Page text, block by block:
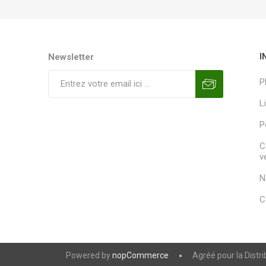
Newsletter
Powered bynopCommerce Agréé pour la